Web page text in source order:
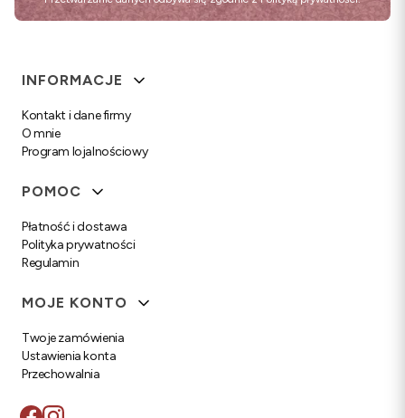
Linki w stopce
INFORMACJE
Kontakt i dane firmy
O mnie
Program lojalnościowy
POMOC
Płatność i dostawa
Polityka prywatności
Regulamin
MOJE KONTO
Twoje zamówienia
Ustawienia konta
Przechowalnia